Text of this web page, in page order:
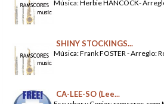
Música: Herbie HANCOCK-
SHINY STOCKINGS...
Música: Frank FOSTER - Arreglo:
CA-LEE-SO (Lee...